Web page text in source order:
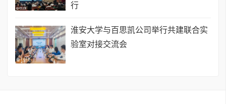
行
淮安大学与百思凯公司举行共建联合实
验室对接交流会